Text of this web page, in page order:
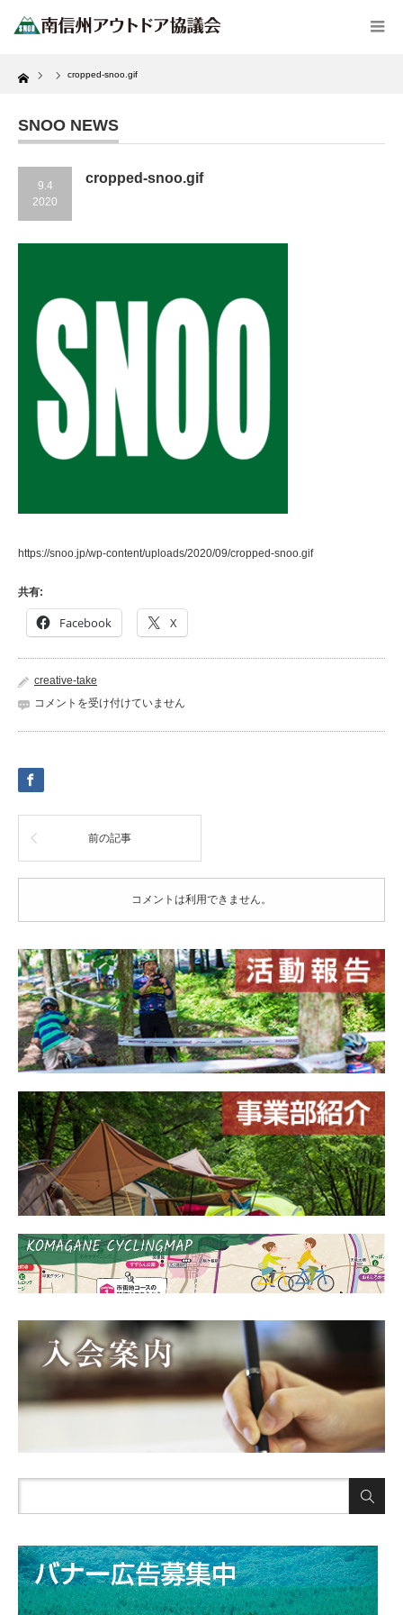
Home cropped-snoo.gif
SNOO NEWS
9.4
2020
cropped-snoo.gif
https://snoo.jp/wp-content/uploads/2020/09/cropped-snoo.gif
共有:
Facebook X
creative-take
cropped-
コメントを受け付けていません
前の記事
コメントは利用できません。